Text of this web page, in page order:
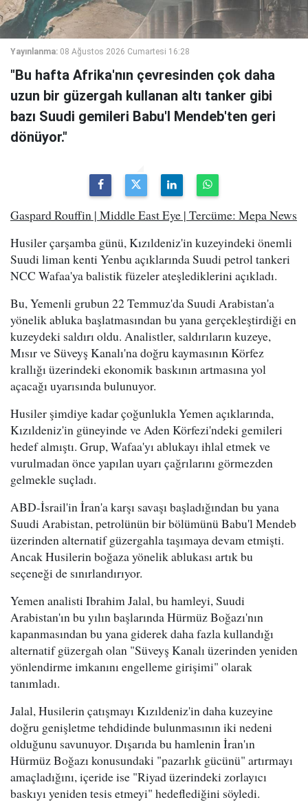
Yayınlanma: 08 Ağustos 2026 Cumartesi 16:28
"Bu hafta Afrika'nın çevresinden çok daha
uzun bir güzergah kullanan altı tanker gibi
bazı Suudi gemileri Babu'l Mendeb'ten geri
dönüyor."
Gaspard Rouffin | Middle East Eye | Tercüme: Mepa News
Husiler çarşamba günü, Kızıldeniz'in kuzeyindeki önemli
Suudi liman kenti Yenbu açıklarında Suudi petrol tankeri
NCC Wafaa'ya balistik füzeler ateşlediklerini açıkladı.
Bu, Yemenli grubun 22 Temmuz'da Suudi Arabistan'a
yönelik abluka başlatmasından bu yana gerçekleştirdiği en
kuzeydeki saldırı oldu. Analistler, saldırıların kuzeye,
Mısır ve Süveyş Kanalı'na doğru kaymasının Körfez
krallığı üzerindeki ekonomik baskının artmasına yol
açacağı uyarısında bulunuyor.
Husiler şimdiye kadar çoğunlukla Yemen açıklarında,
Kızıldeniz'in güneyinde ve Aden Körfezi'ndeki gemileri
hedef almıştı. Grup, Wafaa'yı ablukayı ihlal etmek ve
vurulmadan önce yapılan uyarı çağrılarını görmezden
gelmekle suçladı.
ABD-İsrail'in İran'a karşı savaşı başladığından bu yana
Suudi Arabistan, petrolünün bir bölümünü Babu'l Mendeb
üzerinden alternatif güzergahla taşımaya devam etmişti.
Ancak Husilerin boğaza yönelik ablukası artık bu
seçeneği de sınırlandırıyor.
Yemen analisti Ibrahim Jalal, bu hamleyi, Suudi
Arabistan'ın bu yılın başlarında Hürmüz Boğazı'nın
kapanmasından bu yana giderek daha fazla kullandığı
alternatif güzergah olan "Süveyş Kanalı üzerinden yeniden
yönlendirme imkanını engelleme girişimi" olarak
tanımladı.
Jalal, Husilerin çatışmayı Kızıldeniz'in daha kuzeyine
doğru genişletme tehdidinde bulunmasının iki nedeni
olduğunu savunuyor. Dışarıda bu hamlenin İran'ın
Hürmüz Boğazı konusundaki "pazarlık gücünü" artırmayı
amaçladığını, içeride ise "Riyad üzerindeki zorlayıcı
baskıyı yeniden tesis etmeyi" hedeflediğini söyledi.